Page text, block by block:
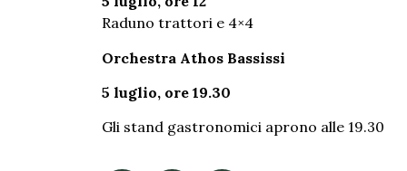
Raduno trattori e 4×4
Orchestra Athos Bassissi
5 luglio, ore 19.30
Gli stand gastronomici aprono alle 19.30